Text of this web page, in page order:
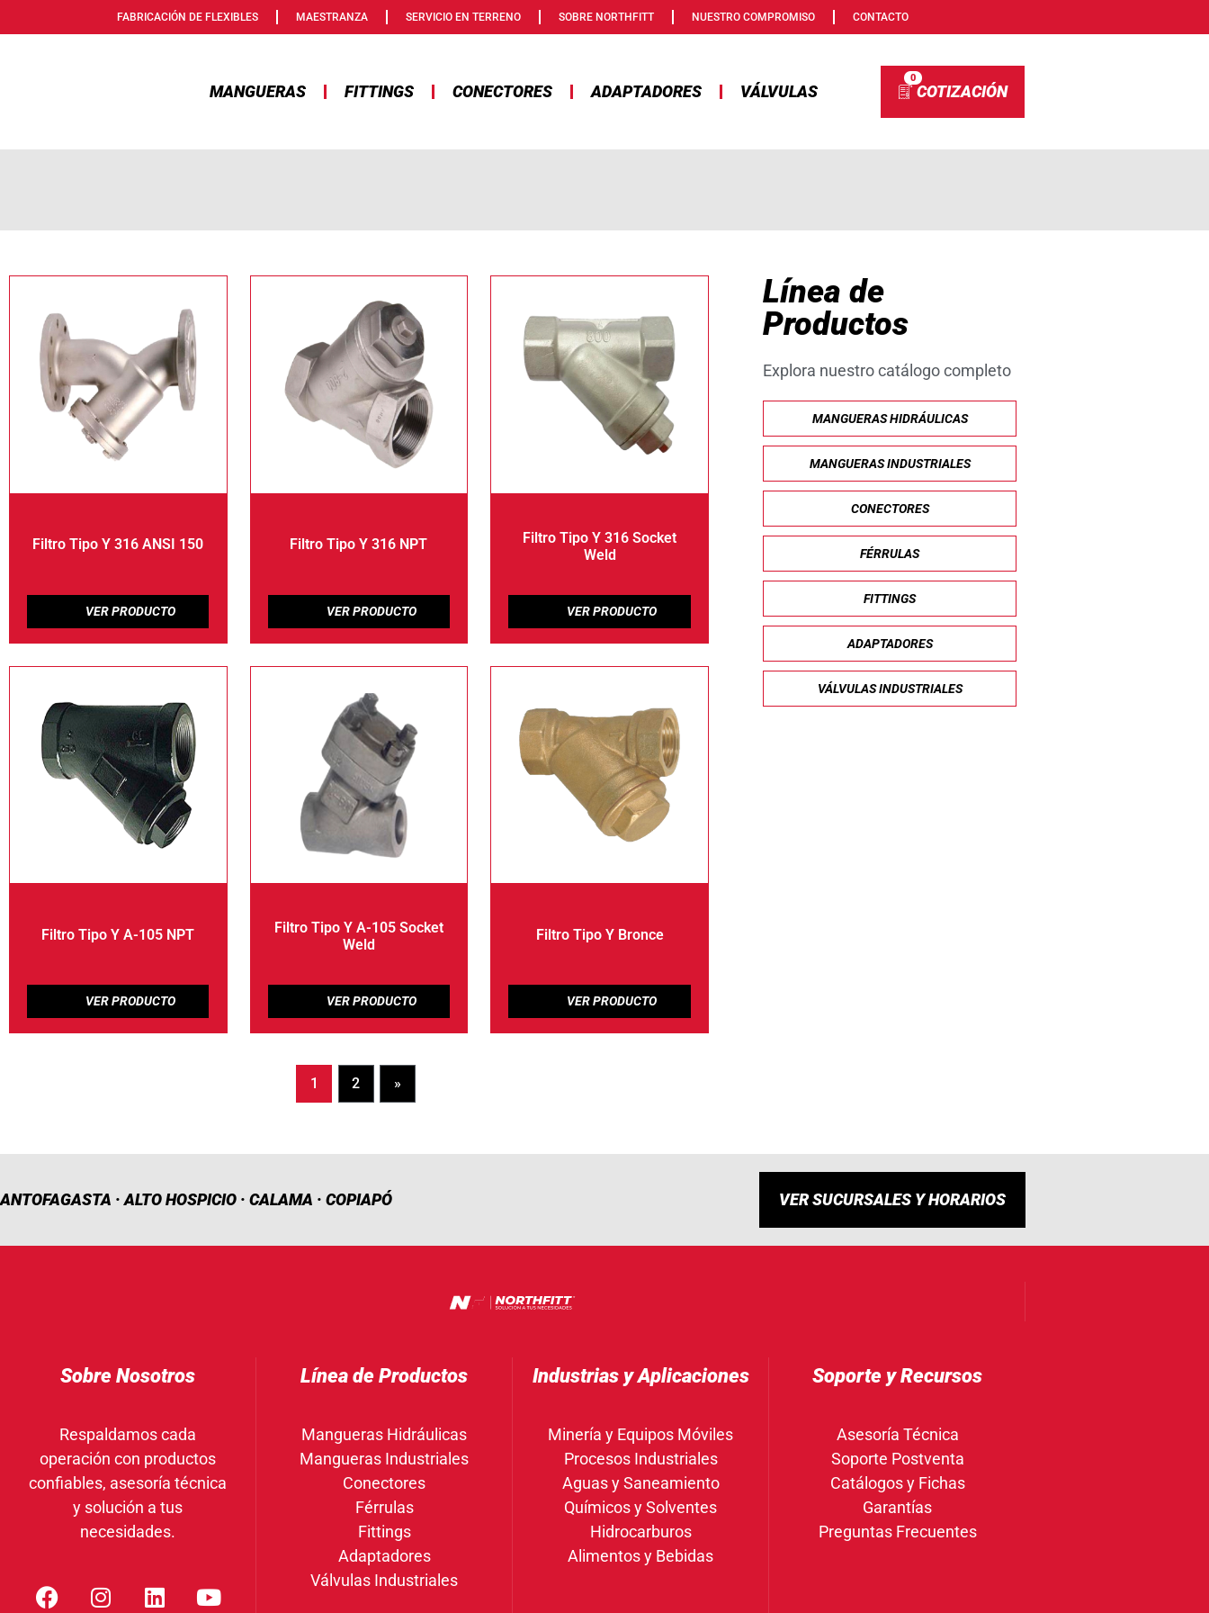
FABRICACIÓN DE FLEXIBLES MAESTRANZA SERVICIO EN TERRENO SOBRE NORTHFITT NUESTRO COMPROMISO CONTACTO
MANGUERAS FITTINGS CONECTORES ADAPTADORES VÁLVULAS
0
Filtro Tipo Y 316 ANSI 150 Filtro Tipo Y 316 NPT
Filtro Tipo Y 316 Socket
Weld
Filtro Tipo Y A-105 NPT
Filtro Tipo Y A-105 Socket
Weld
Filtro Tipo Y Bronce
1 2 »
Línea de
Productos
Explora nuestro catálogo completo
MANGUERAS HIDRÁULICAS
MANGUERAS INDUSTRIALES
CONECTORES
FÉRRULAS
FITTINGS
ADAPTADORES
VÁLVULAS INDUSTRIALES
ANTOFAGASTA · ALTO HOSPICIO · CALAMA · COPIAPÓ VER SUCURSALES Y HORARIOS
Sobre Nosotros
Respaldamos cada
operación con productos
confiables, asesoría técnica
y solución a tus
necesidades.
Línea de Productos
Mangueras Hidráulicas
Mangueras Industriales
Conectores
Férrulas
Fittings
Adaptadores
Válvulas Industriales
Industrias y Aplicaciones
Minería y Equipos Móviles
Procesos Industriales
Aguas y Saneamiento
Químicos y Solventes
Hidrocarburos
Alimentos y Bebidas
Soporte y Recursos
Asesoría Técnica
Soporte Postventa
Catálogos y Fichas
Garantías
Preguntas Frecuentes